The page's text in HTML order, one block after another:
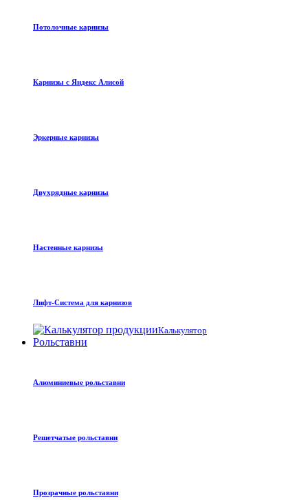
Потолочные карнизы
Карнизы с Яндекс Алисой
Эркерные карнизы
Двухрядные карнизы
Настенные карнизы
Лифт-Система для карнизов
Калькулятор
Рольставни
Алюминиевые рольставни
Решетчатые рольставни
Прозрачные рольставни